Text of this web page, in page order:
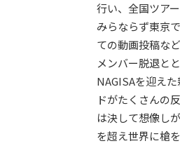
行い、全国ツア
みらならず東京
ての動画投稿な
メンバー脱退と
NAGISAを迎え
ドがたくさんの
は決して想像し
を超え世界に槍